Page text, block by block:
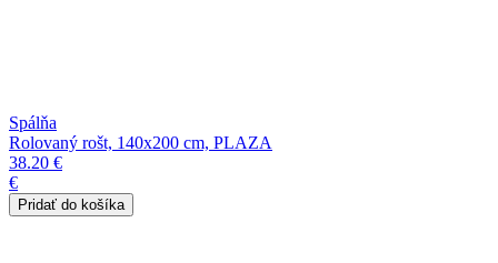
Spálňa
Rolovaný rošt, 140x200 cm, PLAZA
38.20 €
€